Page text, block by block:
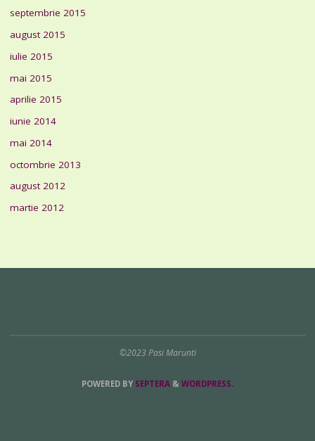
septembrie 2015
august 2015
iulie 2015
mai 2015
aprilie 2015
iunie 2014
mai 2014
octombrie 2013
august 2012
martie 2012
©2023 Pasi Marunti
POWERED BY SEPTERA & WORDPRESS.